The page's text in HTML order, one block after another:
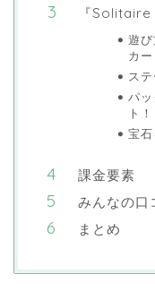
『
遊
カ
ス
パ
ト！
宝
課金要素
みんなの口
まとめ